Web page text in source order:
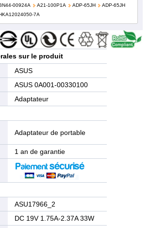
00924A
A21-100P1A ADP-65JH
ADP-65JH
7A
sur le produit
ASUS
ASUS 0A001-00330100
Adaptateur
Adaptateur de portable
1 an de garantie
ASU17966_2
DC 19V 1.75A-2.37A 33W